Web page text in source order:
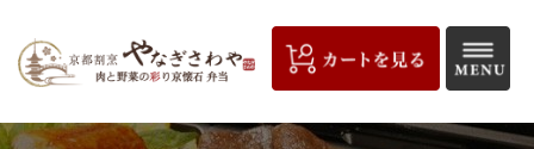
ツ
京